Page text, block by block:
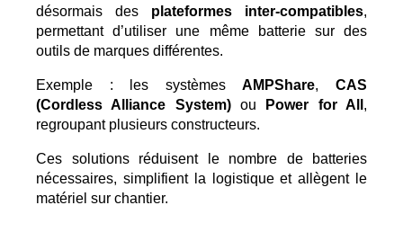
désormais des plateformes inter-compatibles,
permettant d’utiliser une même batterie sur des
outils de marques différentes.
Exemple : les systèmes AMPShare, CAS
(Cordless Alliance System) ou Power for All ,
regroupant plusieurs constructeurs.
Ces solutions réduisent le nombre de batteries
nécessaires, simplifient la logistique et allègent le
matériel sur chantier.